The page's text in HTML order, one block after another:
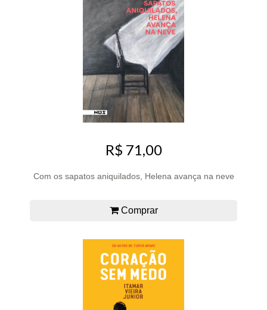
R$ 71,00
Com os sapatos aniquilados, Helena avança na neve
Comprar